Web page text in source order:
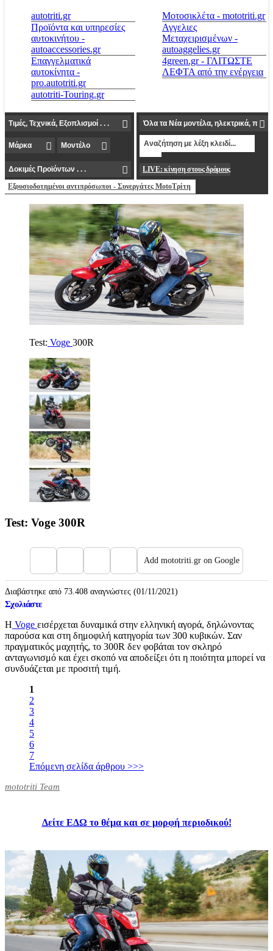
autotriti.gr
Προϊόντα και υπηρεσίες
αυτοκινήτου -
autoaccessories.gr
Επαγγελματικά
αυτοκίνητα -
pro.autotriti.gr
autotriti-Touring.gr
Μοτοσικλέτα - mototriti.gr
Αγγελιες
Μεταχειρισμένων -
autoaggelies.gr
4green.gr - ΓΛΙΤΩΣΤΕ
ΛΕΦΤΑ από την ενέργεια
LIVE: κίνηση στους δρόμους
Εξουσιοδοτημένοι αντιπρόσωποι - Συνεργάτες MotoΤρίτη
Test: Voge 300R
Test: Voge 300R
Add mototriti.gr on Google
Διαβάστηκε από 73.408 αναγνώστες (01/11/2021)
Σχολιάστε
Η Voge εισέρχεται δυναμικά στην ελληνική αγορά, δηλώνοντας
παρούσα και στη δημοφιλή κατηγορία των 300 κυβικών. Σαν
πραγματικός μαχητής, το 300R δεν φοβάται τον σκληρό
ανταγωνισμό και έχει σκοπό να αποδείξει ότι η ποιότητα μπορεί να
συνδυάζεται με προσιτή τιμή.
1
2
3
4
5
6
7
Επόμενη σελίδα άρθρου >>>
mototriti Team
Δείτε ΕΔΩ το θέμα και σε μορφή περιοδικού!